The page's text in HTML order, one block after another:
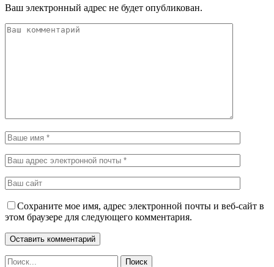
Ваш электронный адрес не будет опубликован.
Сохраните мое имя, адрес электронной почты и веб-сайт в
этом браузере для следующего комментария.